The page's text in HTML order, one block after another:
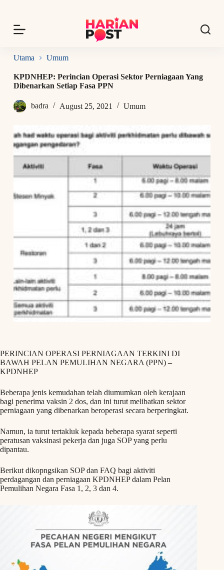
p
o
o
n
n
Utama Umum
KPDNHEP: Perincian Operasi Sektor Perniagaan Yang
Dibenarkan Setiap Fasa PPN
badra August 25, 2021 Umum
PERINCIAN OPERASI PERNIAGAAN TERKINI DI
BAWAH PELAN PEMULIHAN NEGARA (PPN) –
KPDNHEP
Beberapa jenis kemudahan telah diumumkan oleh kerajaan
bagi penerima vaksin 2 dos, dan ini turut melibatkan sektor
perniagaan yang dibenarkan beroperasi secara berperingkat.
Namun, ia turut tertakluk kepada beberapa syarat seperti
peratusan vaksinasi pekerja dan juga SOP yang perlu
dipantau.
Berikut dikopngsikan SOP dan FAQ bagi aktiviti
perdagangan dan perniagaan KPDNHEP dalam Pelan
Pemulihan Negara Fasa 1, 2, 3 dan 4.